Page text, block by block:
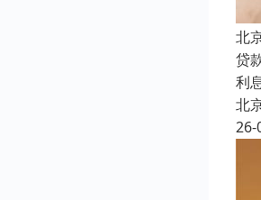
北
贷
利
北
26-